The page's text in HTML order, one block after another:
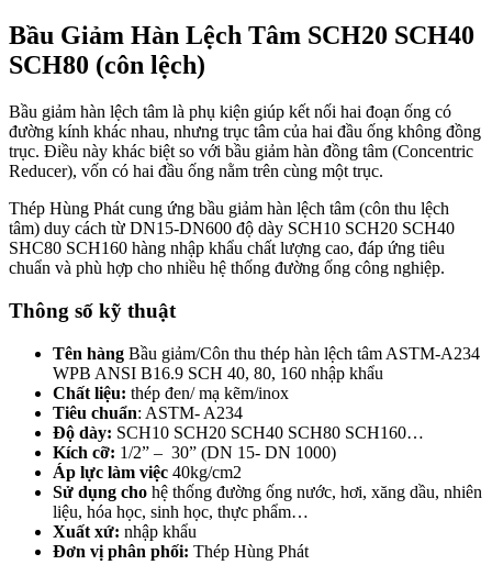
Bầu Giảm Hàn Lệch Tâm SCH20 SCH40
SCH80 (côn lệch)
Bầu giảm hàn lệch tâm là phụ kiện giúp kết nối hai đoạn ống có
đường kính khác nhau, nhưng trục tâm của hai đầu ống không đồng
trục. Điều này khác biệt so với bầu giảm hàn đồng tâm (Concentric
Reducer), vốn có hai đầu ống nằm trên cùng một trục.
Thép Hùng Phát cung ứng bầu giảm hàn lệch tâm (côn thu lệch
tâm) duy cách từ DN15-DN600 độ dày SCH10 SCH20 SCH40
SHC80 SCH160 hàng nhập khẩu chất lượng cao, đáp ứng tiêu
chuẩn và phù hợp cho nhiều hệ thống đường ống công nghiệp.
Thông số kỹ thuật
Tên hàng Bầu giảm/Côn thu thép hàn lệch tâm ASTM-A234
WPB ANSI B16.9 SCH 40, 80, 160 nhập khẩu
Chất liệu: thép đen/ mạ kẽm/inox
Tiêu chuẩn: ASTM- A234
Độ dày: SCH10 SCH20 SCH40 SCH80 SCH160…
Kích cỡ: 1/2” – 30” (DN 15- DN 1000)
Áp lực làm việc 40kg/cm2
Sử dụng cho hệ thống đường ống nước, hơi, xăng dầu, nhiên
liệu, hóa học, sinh học, thực phẩm…
Xuất xứ: nhập khẩu
Đơn vị phân phối: Thép Hùng Phát